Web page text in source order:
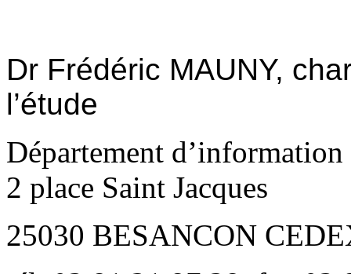
Dr Frédéric MAUNY,
l’étude
Département
2 place Saint Jacques
25030 BESANCON